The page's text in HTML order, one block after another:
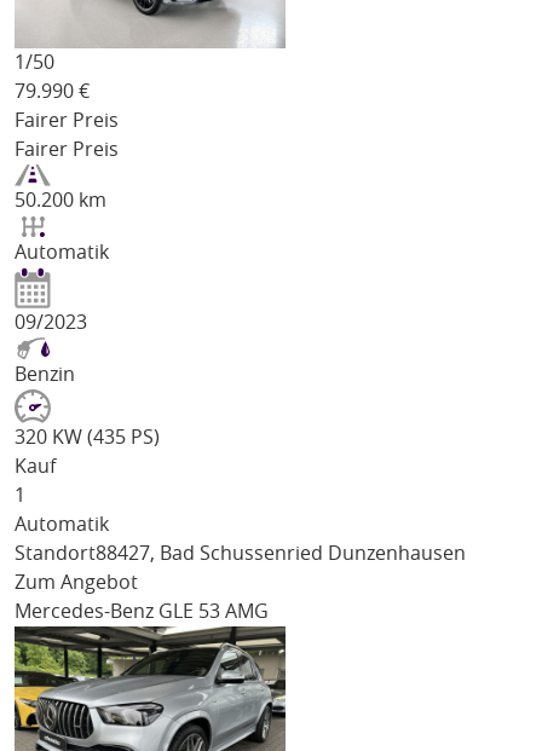
1/50
79.990 €
Fairer Preis
Fairer Preis
50.200 km
Automatik
09/2023
Benzin
320 KW (435 PS)
Kauf
1
Automatik
Standort88427, Bad Schussenried Dunzenhausen
Zum Angebot
Mercedes-Benz GLE 53 AMG